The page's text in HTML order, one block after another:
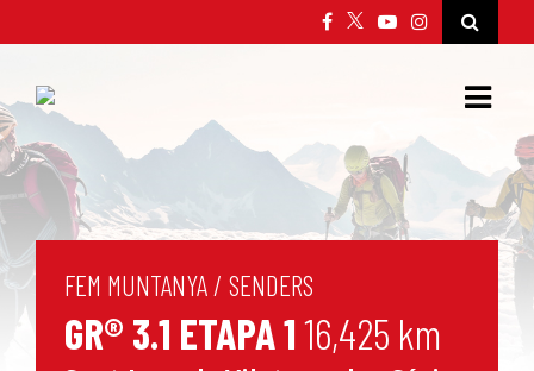
FEM MUNTANYA / SENDERS
GR® 3.1 ETAPA 116,425 km